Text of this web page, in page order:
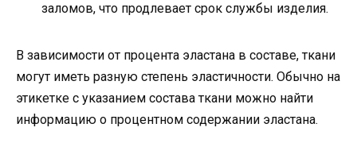
заломов, что продлевает срок службы изделия.
В зависимости от процента эластана в составе, ткани
могут иметь разную степень эластичности. Обычно на
этикетке с указанием состава ткани можно найти
информацию о процентном содержании эластана.